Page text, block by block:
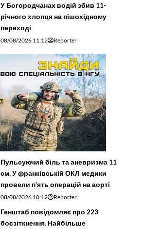
У Богородчанах водій збив 11-
річного хлопця на пішохідному
переході
08/08/2026 11:12 Reporter
Пульсуючий біль та аневризма 11
см. У франківській ОКЛ медики
провели п’ять операцій на аорті
08/08/2026 10:12 Reporter
Генштаб повідомляє про 223
боєзіткнення. Найбільше